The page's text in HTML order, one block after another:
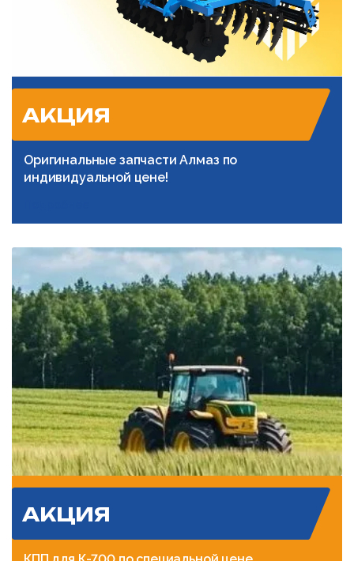
АКЦИЯ
Оригинальные запчасти Алмаз по
индивидуальной цене!
АКЦИЯ